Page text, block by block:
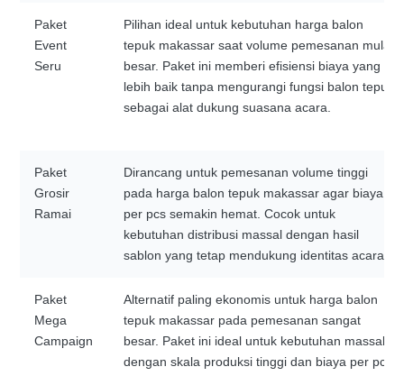
Paket
Event
Seru
Pilihan ideal untuk kebutuhan harga balon
tepuk makassar saat volume pemesanan mulai
besar. Paket ini memberi efisiensi biaya yang
lebih baik tanpa mengurangi fungsi balon tepuk
sebagai alat dukung suasana acara.
Paket
Grosir
Ramai
Dirancang untuk pemesanan volume tinggi
pada harga balon tepuk makassar agar biaya
per pcs semakin hemat. Cocok untuk
kebutuhan distribusi massal dengan hasil
sablon yang tetap mendukung identitas acara.
Paket
Mega
Campaign
Alternatif paling ekonomis untuk harga balon
tepuk makassar pada pemesanan sangat
besar. Paket ini ideal untuk kebutuhan massal
dengan skala produksi tinggi dan biaya per pcs